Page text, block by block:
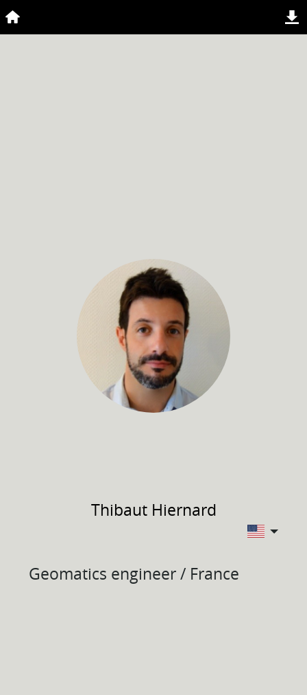
Thibaut Hiernard
Geomatics engineer / France